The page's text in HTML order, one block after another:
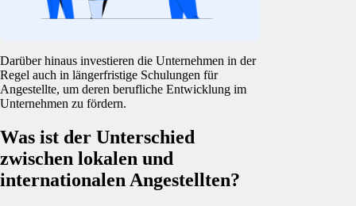
Darüber hinaus investieren die Unternehmen in der
Regel auch in längerfristige Schulungen für
Angestellte, um deren berufliche Entwicklung im
Unternehmen zu fördern.
Was ist der Unterschied
zwischen lokalen und
internationalen Angestellten?